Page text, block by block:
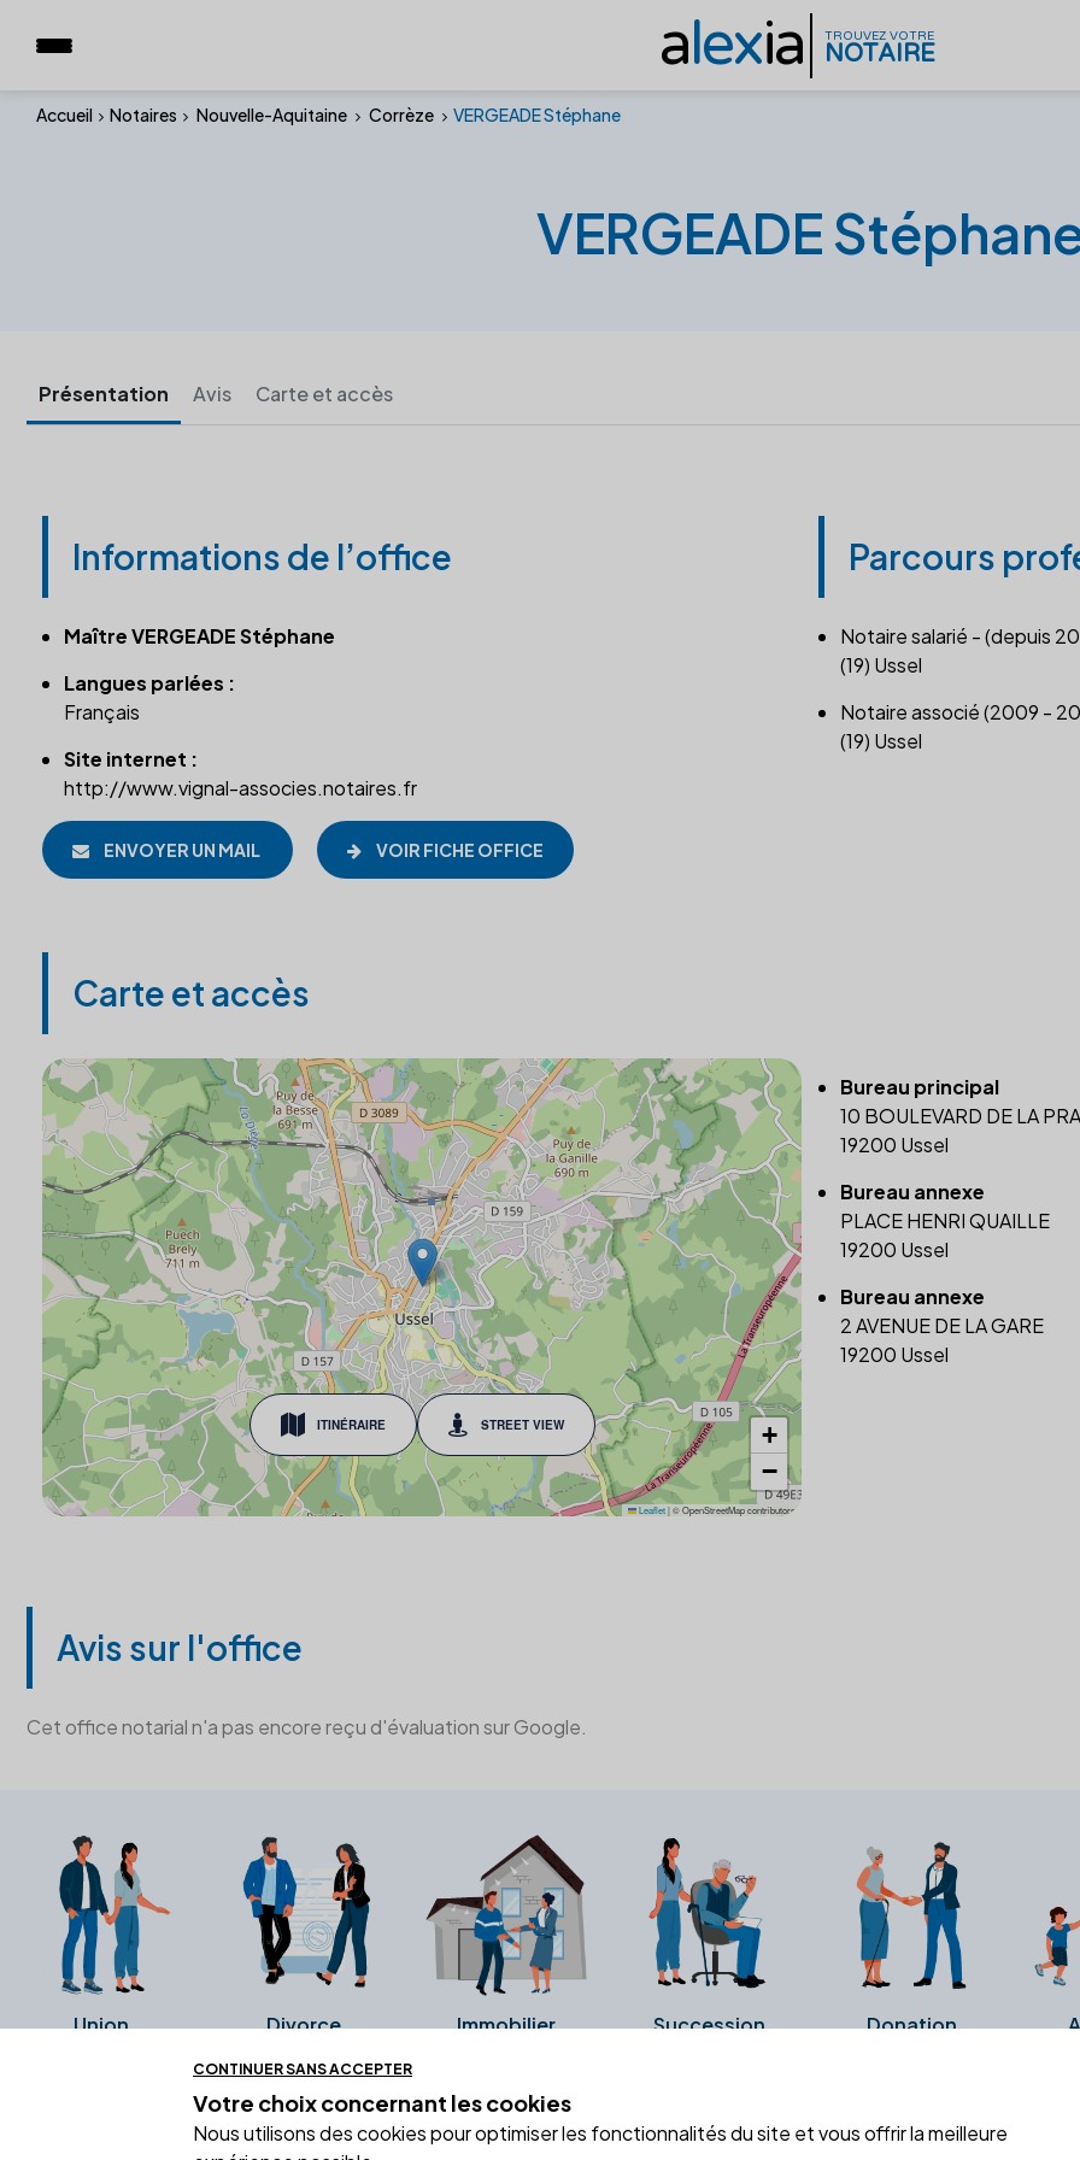
alexia TROUVEZ VOTRE
NOTAIRE
Accueil Notaires Nouvelle-Aquitaine Corrèze VERGEADE Stéphane
VERGEADE
Présentation Avis Carte et accès
Informations de l’office
Maître VERGEADE Stéphane
Langues parlées :
Français
Site internet :
http://www.vignal-associes.notaires.fr
ENVOYER UN MAIL VOIR FICHE OFFICE
Parcours
Notaire salarié - (depuis
(19) Ussel
Notaire associé (2009 -
(19) Ussel
Carte et accès
ITINÉRAIRE STREET VIEW
+
−
Leaflet |© OpenStreetMap contributors
Bureau principal
10 BOULEVARD DE LA
19200 Ussel
Bureau annexe
PLACE HENRI QUAILLE
19200 Ussel
Bureau annexe
2 AVENUE DE LA GARE
19200 Ussel
Avis sur l'office
Cet office notarial n'a pas encore reçu d'évaluation sur Google.
Union Divorce Immobilier Succession Donation
Ces avis proviennent directement de la fiche Google Business de l'office notarial. Ils n'ont ni
CONTINUER SANS ACCEPTER
Votre choix concernant les cookies
Nous utilisons des cookies pour optimiser les fonctionnalités du site et vous offrir la meilleure